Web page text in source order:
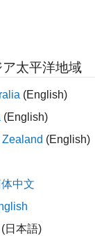
ア太平洋地域
(English)
(English)
Zealand (English)
中文
(日本語)